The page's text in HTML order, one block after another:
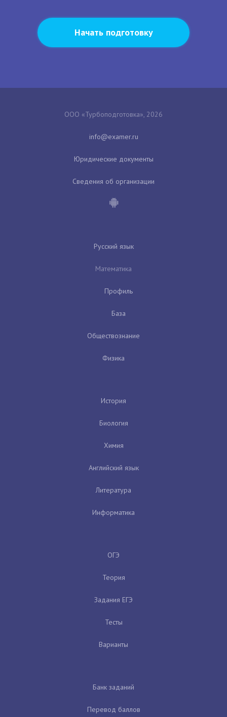
Начать подготовку
ООО «Турбоподготовка», 2026
Юридические документы
Сведения об организации
Русский язык
Математика
Профиль
База
Обществознание
Физика
История
Биология
Химия
Английский язык
Литература
Информатика
ОГЭ
Теория
Задания ЕГЭ
Тесты
Варианты
Банк заданий
Перевод баллов